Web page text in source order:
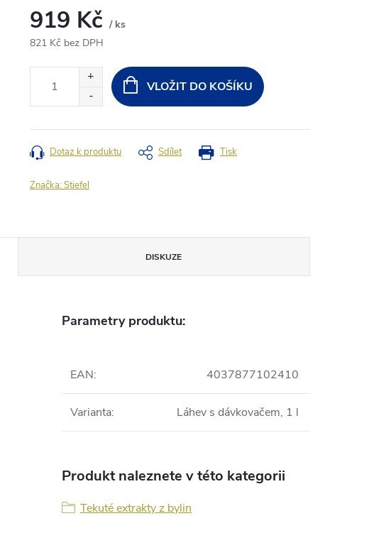
919 Kč / ks
821 Kč bez DPH
VLOŽIT DO KOŠÍKU
Tisk
Dotaz k produktu Sdílet
Značka:Stiefel
DISKUZE
Parametry produktu:
EAN: 4037877102410
Varianta: Láhev s dávkovačem, 1 l
Produkt naleznete v této kategorii
Tekuté extrakty z bylin